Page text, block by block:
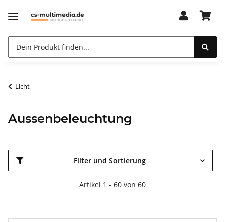
Licht
Aussenbeleuchtung
Filter und Sortierung
Artikel 1 - 60 von 60